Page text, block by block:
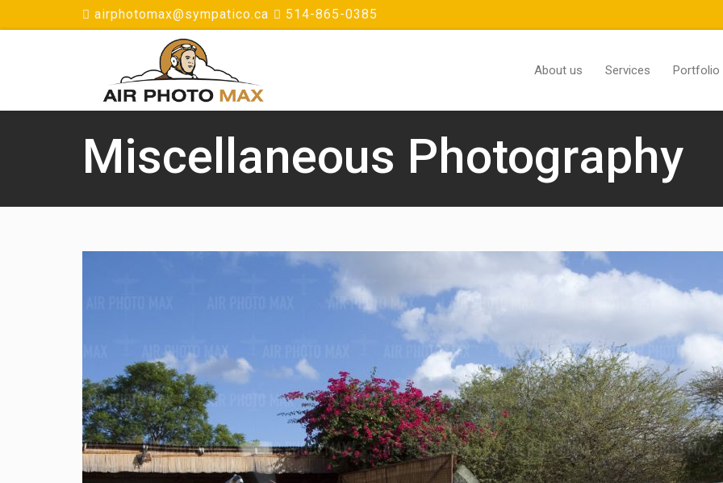
airphotomax@sympatico.ca 514-865-0385
About us Services Portfolio
Miscellaneous Photography